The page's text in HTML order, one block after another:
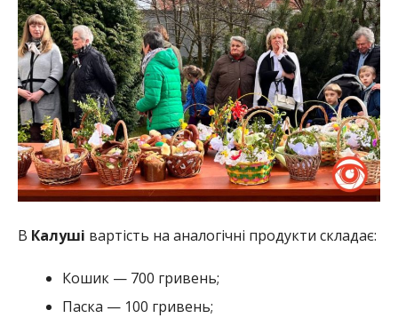
В Калуші вартість на аналогічні продукти складає:
Кошик — 700 гривень;
Паска — 100 гривень;